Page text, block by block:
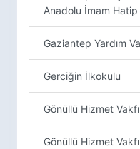
Anadolu İmam Hatip
Gaziantep Yardım
Gerciğin İlkokulu
Gönüllü Hizmet
Gönüllü Hizmet